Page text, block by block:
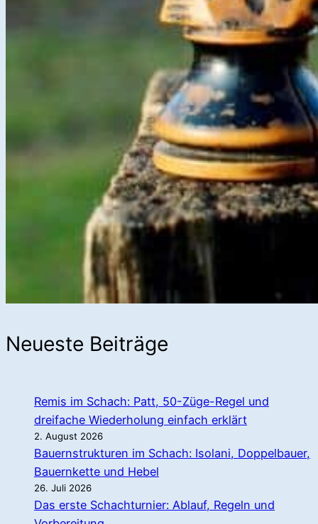
Neueste Beiträge
Remis im Schach: Patt, 50-Züge-Regel und
dreifache Wiederholung einfach erklärt
2. August 2026
Bauernstrukturen im Schach: Isolani, Doppelbauer,
Bauernkette und Hebel
26. Juli 2026
Das erste Schachturnier: Ablauf, Regeln und